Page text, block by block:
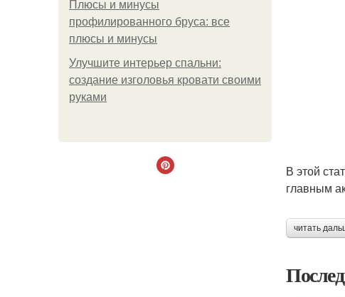
Плюсы и минусы
профилированного бруса: все
плюсы и минусы
Улучшите интерьер спальни:
создание изголовья кровати своими
руками
В этой
главным
читать